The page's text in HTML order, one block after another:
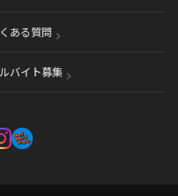
ある質問
バイト募集 （別ウィンドウで開く